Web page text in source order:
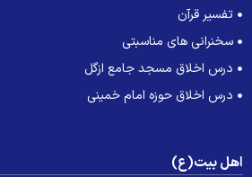
تفسیر قرآن
سخنرانی های مناسبتی
درس اخلاق مسجد جامع ازگل
درس اخلاق حوزه امام خمینی
بیت(ع)